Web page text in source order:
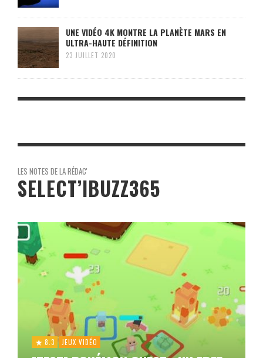
UNE VIDÉO 4K MONTRE LA PLANÈTE MARS EN
ULTRA-HAUTE DÉFINITION
23 JUILLET 2020
LES NOTES DE LA RÉDAC'
SELECT’IBUZZ365
8.3 JEUX VIDÉO